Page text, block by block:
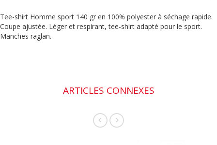
Tee-shirt Homme sport 140 gr en 100% polyester à séchage rapide.
Coupe ajustée. Léger et respirant, tee-shirt adapté pour le sport.
Manches raglan.
ARTICLES CONNEXES